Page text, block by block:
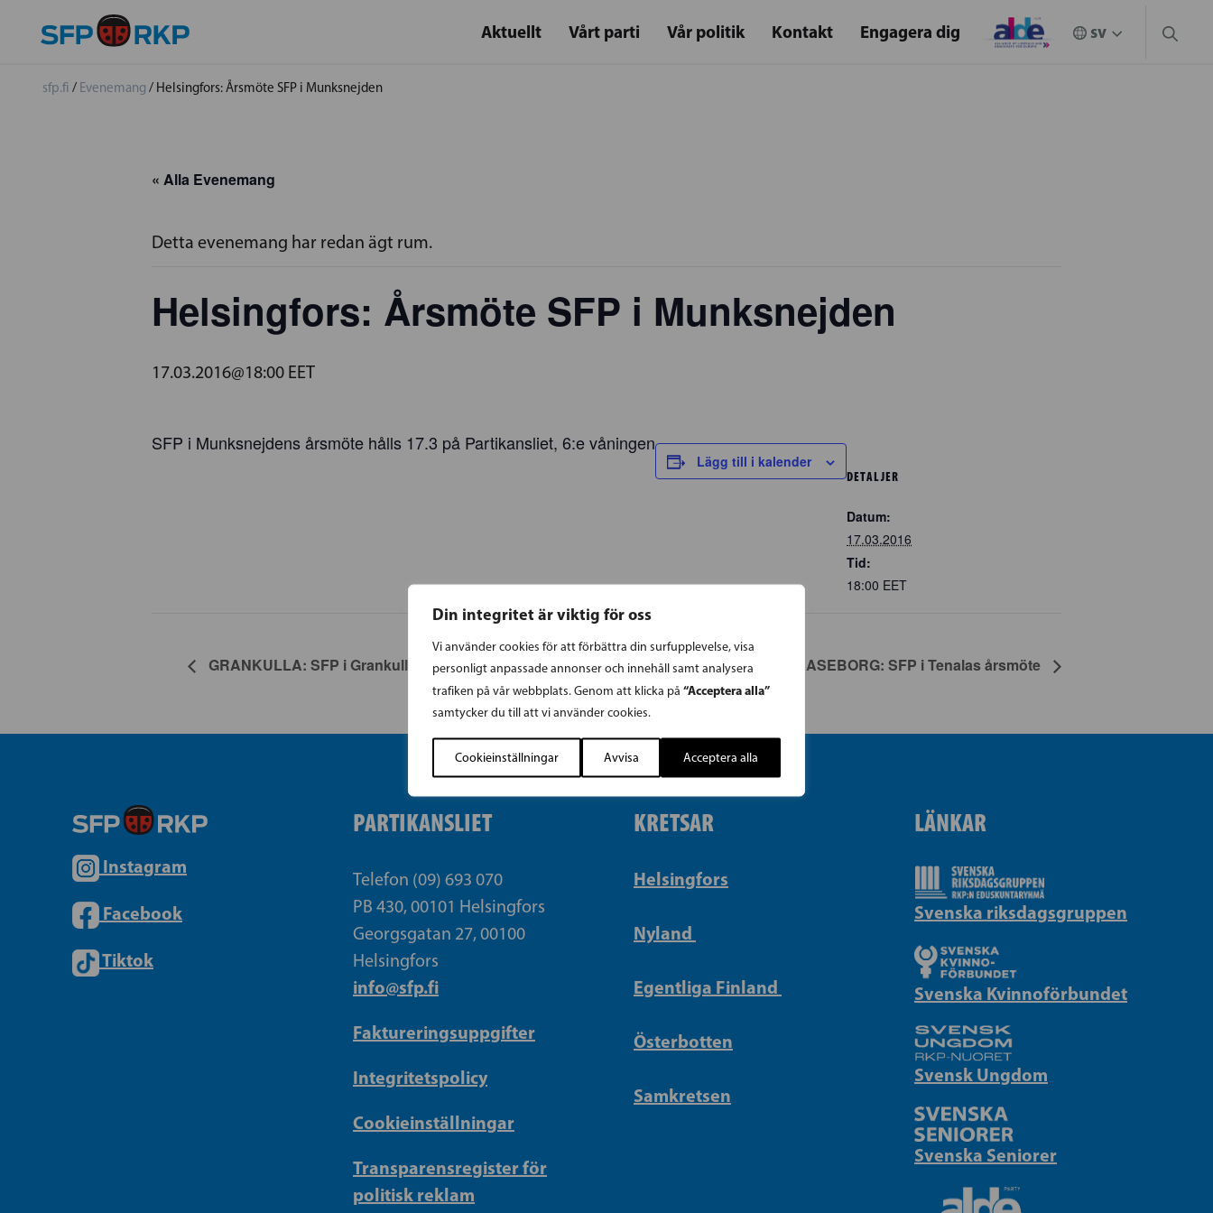
Din integritet är viktig för oss
Vi använder cookies för att förbättra din surfupplevelse, visa
personligt anpassade annonser och innehåll samt analysera
trafiken på vår webbplats. Genom att klicka på “Acceptera alla”
samtycker du till att vi använder cookies.
Cookieinställningar Avvisa Acceptera alla
Aktuellt Vårt parti Vår politik Kontakt Engagera dig
sfp.fi / Evenemang / Helsingfors: Årsmöte SFP i Munksnejden
« Alla Evenemang
Detta evenemang har redan ägt rum.
Helsingfors: Årsmöte SFP i Munksnejden
17.03.2016@18:00 EET
SFP i Munksnejdens årsmöte hålls 17.3 på Partikansliet, 6:e våningen
Lägg till i kalender
DETALJER
Datum:
17.03.2016
Tid:
18:00 EET
GRANKULLA: SFP i Grankulla årsmöte RASEBORG: SFP i Tenalas årsmöte
Instagram
Facebook
Tiktok
PARTIKANSLIET
Telefon (09) 693 070
PB 430, 00101 Helsingfors
Georgsgatan 27, 00100
Helsingfors
info@sfp.fi
Faktureringsuppgifter
Integritetspolicy
Cookieinställningar
Transparensregister för
politisk reklam
KRETSAR
Helsingfors
Nyland
Egentliga Finland
Österbotten
Samkretsen
LÄNKAR
Svenska riksdagsgruppen
Svenska Kvinnoförbundet
Svensk Ungdom
Svenska Seniorer